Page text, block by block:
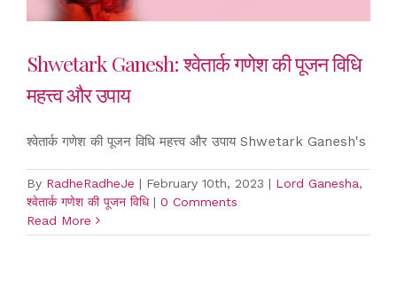
Shwetark Ganesh: श्वेतार्क गणेश की पूजन विधि
महत्त्व और उपाय
श्वेतार्क गणेश की पूजन विधि महत्त्व और उपाय Shwetark Ganesh's
By RadheRadheJe | February 10th, 2023 | Lord Ganesha,
श्वेतार्क गणेश की पूजन विधि | 0 Comments
Read More